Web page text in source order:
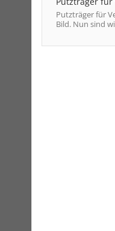
Putzträger für
Bild. Nun sind